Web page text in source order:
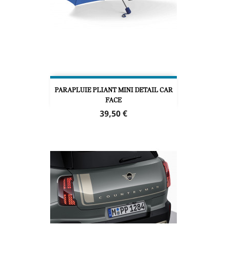
PARAPLUIE PLIANT MINI DETAIL CAR
FACE
Prix
39,50 €